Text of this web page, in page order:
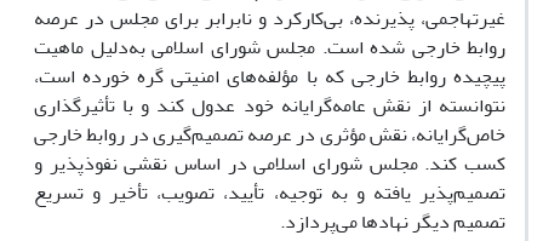
غیرتهاجمی، پذیرنده، بی‌کارکرد و نابرابر برای مجلس در عرصه
روابط خارجی شده است. مجلس شورای اسلامی به‌دلیل ماهیت
پیچیده روابط خارجی که با مؤلفه‌های امنیتی گره خورده است،
نتوانسته از نقش عامه‌گرایانه خود عدول کند و با تأثیرگذاری
خاص‌گرایانه، نقش مؤثری در عرصه تصمیم‌گیری در روابط خارجی
کسب کند. مجلس شورای اسلامی در اساس نقشی نفوذپذیر و
تصمیم‌پذیر یافته و به توجیه، تأیید، تصویب، تأخیر و تسریع
تصمیم دیگر نهادها می‌پردازد.